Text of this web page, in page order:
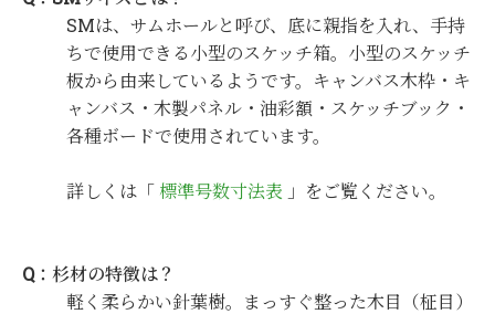
SMは、サムホールと呼び、底に親指を入れ、手持
ちで使用できる小型のスケッチ箱。小型のスケッチ
板から由来しているようです。キャンバス木枠・キ
ャンバス・木製パネル・油彩額・スケッチブック・
各種ボードで使用されています。
詳しくは「 標準号数寸法表 」をご覧ください。
Q：杉材の特徴は？
軽く柔らかい針葉樹。まっすぐ整った木目（柾目）